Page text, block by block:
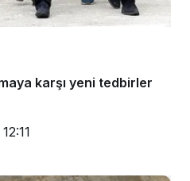
karşı yeni tedbirler